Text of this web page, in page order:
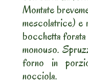
Montate
mescolatrice) e
bocchetta forata
monouso.
forno in
nocciola.